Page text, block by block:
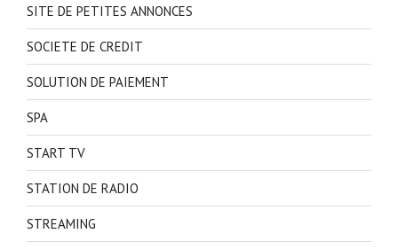
SITE DE PETITES ANNONCES
SOCIETE DE CREDIT
SOLUTION DE PAIEMENT
SPA
START TV
STATION DE RADIO
STREAMING